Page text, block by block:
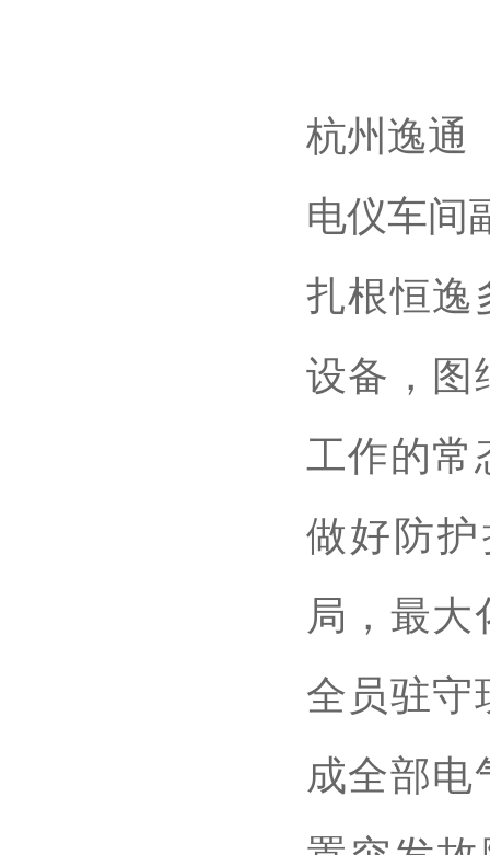
杭州逸通
电仪车间
扎根恒逸
设备，图
工作的常
做好防
局，最
全员驻守
成全部电